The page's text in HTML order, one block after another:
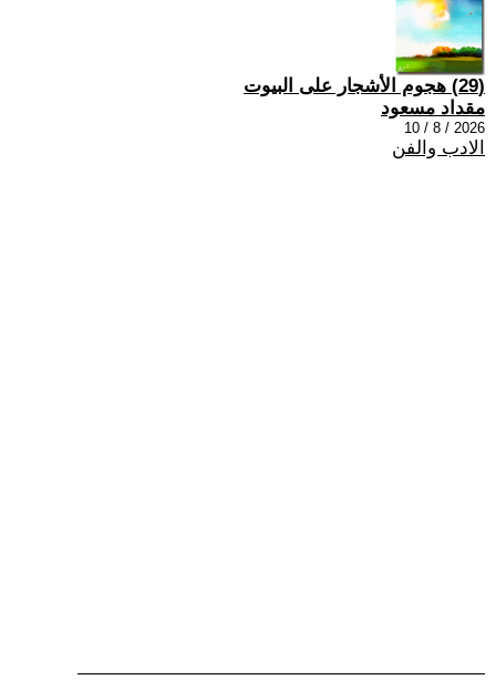
(29) هجوم الأشجار على البيوت
مقداد مسعود
2026 / 8 / 10
الادب والفن